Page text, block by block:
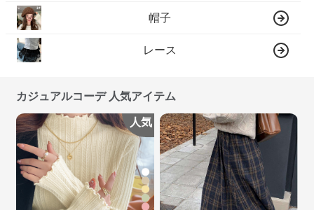
帽子
レース
カジュアルコーデ 人気アイテム
人気